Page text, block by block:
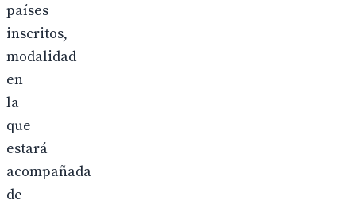
países
inscritos,
modalidad
en
la
que
estará
acompañada
de